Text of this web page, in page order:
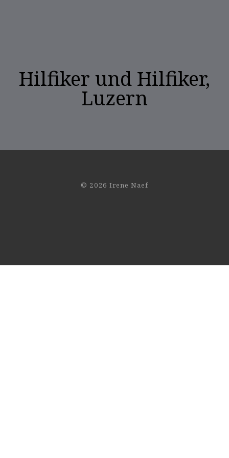
Hilfiker und Hilfiker,
Luzern
© 2026 Irene Naef